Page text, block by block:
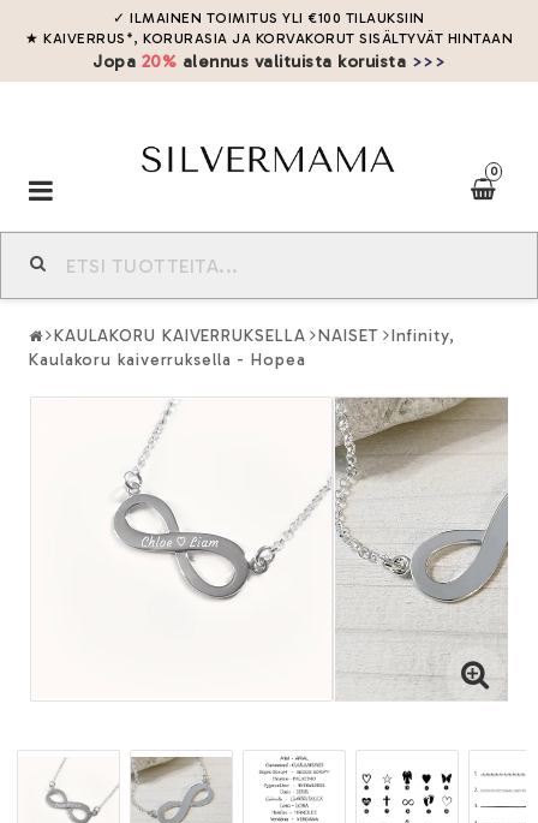
✓ ILMAINEN TOIMITUS YLI €100 TILAUKSIIN
★ KAIVERRUS*, KORURASIA JA KORVAKORUT SISÄLTYVÄT HINTAAN
Jopa 20% alennus valituista koruista >>>
0
Toggle
navigation
KAULAKORU KAIVERRUKSELLA NAISET
Infinity,
Kaulakoru kaiverruksella - Hopea